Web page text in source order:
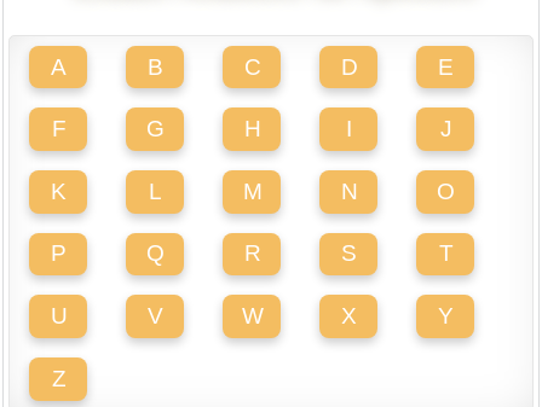
A B C D E
F G H I J
K L M N O
P Q R S T
U V W X Y
Z